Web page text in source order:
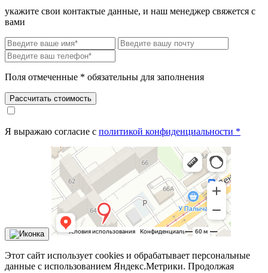
укажите свои контактые данные, и наш менеджер свяжется с
вами
Поля отмеченные * обязательны для заполнения
Рассчитать стоимость
Я выражаю согласие с политикой конфиденциальности *
Этот сайт использует cookies и обрабатывает персональные
данные с использованием Яндекс.Метрики. Продолжая